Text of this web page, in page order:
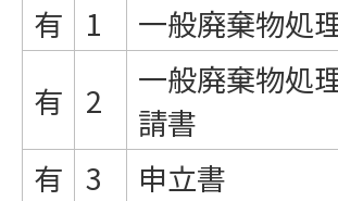
有 1
一般廃棄物処
有 2
一般廃棄物処
請書
有 3 申立書